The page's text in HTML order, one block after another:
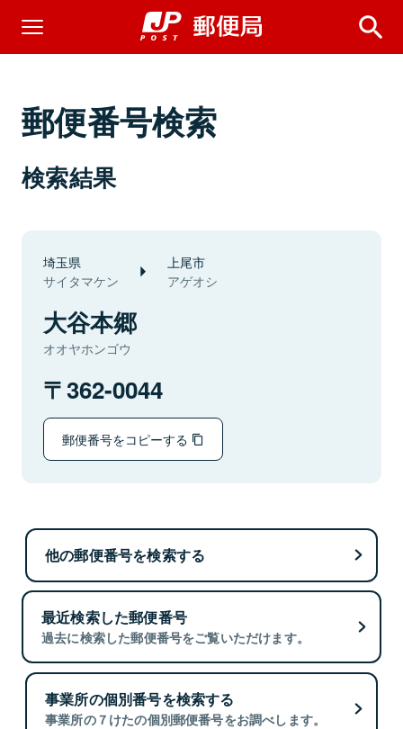
郵便番号検索
検索結果
埼玉県
サイタマケン
上尾市
アゲオシ
大谷本郷
オオヤホンゴウ
362-0044
郵便番号をコピーする
他の郵便番号を検索する
最近検索した郵便番号
過去に検索した郵便番号をご覧いただけます。
事業所の個別番号を検索する
事業所の７けたの個別郵便番号をお調べします。